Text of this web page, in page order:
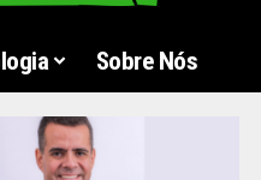
Sobre Nós